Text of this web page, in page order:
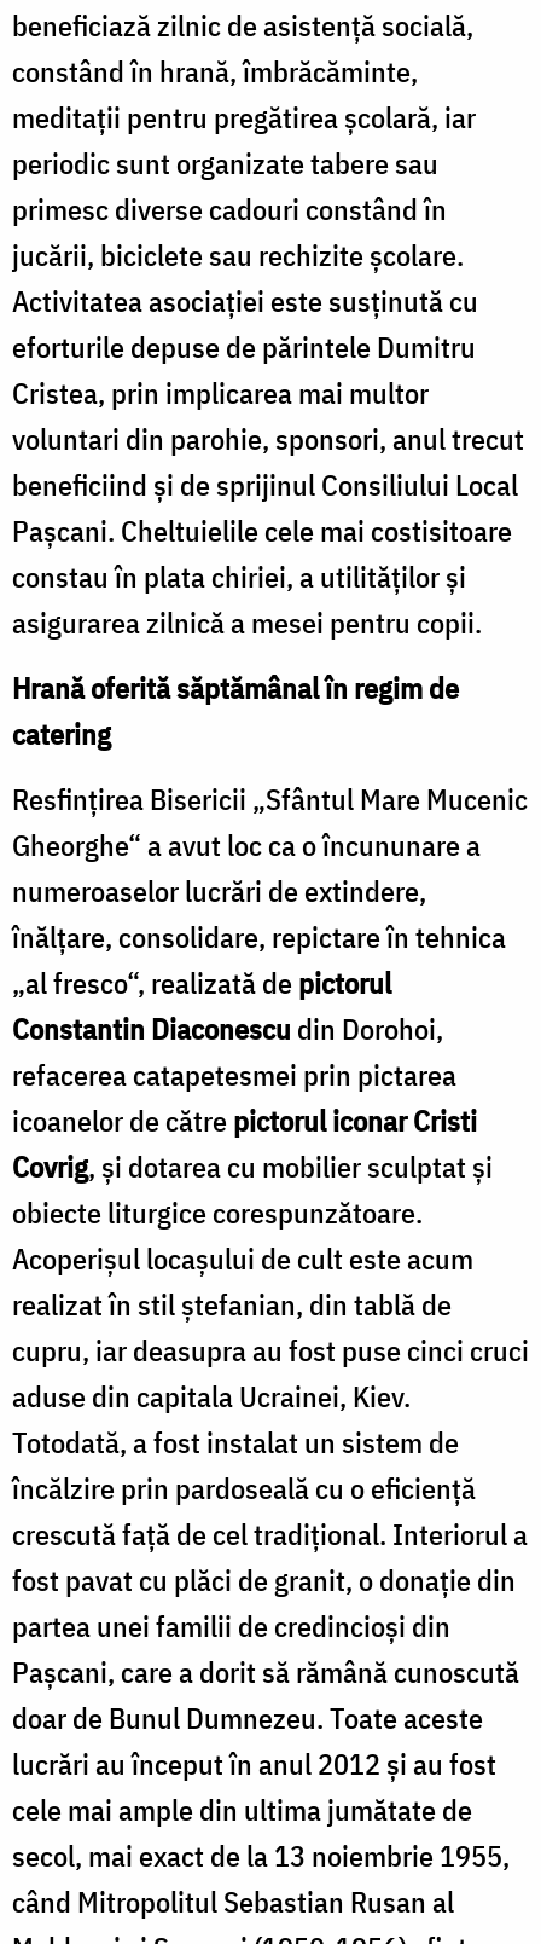
beneficiază zilnic de asistenţă socială,
constând în hrană, îmbrăcăminte,
meditaţii pentru pregătirea şcolară, iar
periodic sunt organizate tabere sau
primesc diverse cadouri constând în
jucării, biciclete sau rechizite şcolare.
Activitatea asociaţiei este susţinută cu
eforturile depuse de părintele Dumitru
Cristea, prin implicarea mai multor
voluntari din parohie, sponsori, anul trecut
beneficiind şi de sprijinul Consiliului Local
Paşcani. Cheltuielile cele mai costisitoare
constau în plata chiriei, a utilităţilor şi
asigurarea zilnică a mesei pentru copii.
Hrană oferită săptămânal în regim de
catering
Resfinţirea Bisericii „Sfântul Mare Mucenic
Gheorghe“ a avut loc ca o încununare a
numeroaselor lucrări de extindere,
înălţare, consolidare, repictare în tehnica
„al fresco“, realizată depictorul
Constantin Diaconescu din Dorohoi,
refacerea catapetesmei prin pictarea
icoanelor de cătrepictorul iconar Cristi
Covrig, şi dotarea cu mobilier sculptat şi
obiecte liturgice corespunzătoare.
Acoperişul locaşului de cult este acum
realizat în stil ştefanian, din tablă de
cupru, iar deasupra au fost puse cinci cruci
aduse din capitala Ucrainei, Kiev.
Totodată, a fost instalat un sistem de
încălzire prin pardoseală cu o eficienţă
crescută faţă de cel tradiţional. Interiorul a
fost pavat cu plăci de granit, o donaţie din
partea unei familii de credincioşi din
Paşcani, care a dorit să rămână cunoscută
doar de Bunul Dumnezeu. Toate aceste
lucrări au început în anul 2012 şi au fost
cele mai ample din ultima jumătate de
secol, mai exact de la 13 noiembrie 1955,
când Mitropolitul Sebastian Rusan al